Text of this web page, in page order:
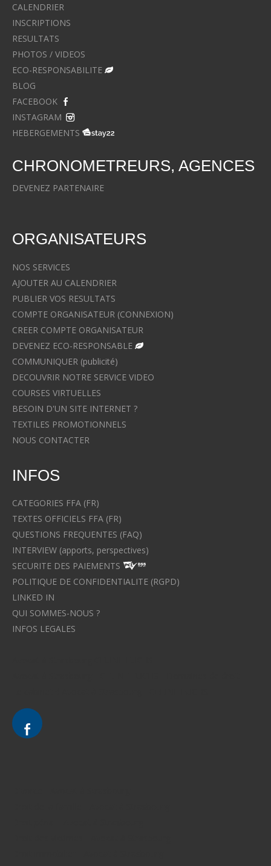
CALENDRIER
INSCRIPTIONS
RESULTATS
PHOTOS / VIDEOS
ECO-RESPONSABILITE
BLOG
FACEBOOK
INSTAGRAM
HEBERGEMENTS
CHRONOMETREURS, AGENCES
DEVENEZ PARTENAIRE
ORGANISATEURS
NOS SERVICES
AJOUTER AU CALENDRIER
PUBLIER VOS RESULTATS
COMPTE ORGANISATEUR (CONNEXION)
CREER COMPTE ORGANISATEUR
DEVENEZ ECO-RESPONSABLE
COMMUNIQUER (publicité)
DECOUVRIR NOTRE SERVICE VIDEO
COURSES VIRTUELLES
BESOIN D'UN SITE INTERNET ?
TEXTILES PROMOTIONNELS
NOUS CONTACTER
INFOS
CATEGORIES FFA (FR)
TEXTES OFFICIELS FFA (FR)
QUESTIONS FREQUENTES (FAQ)
INTERVIEW (apports, perspectives)
SECURITE DES PAIEMENTS
POLITIQUE DE CONFIDENTIALITE (RGPD)
LINKED IN
QUI SOMMES-NOUS ?
INFOS LEGALES